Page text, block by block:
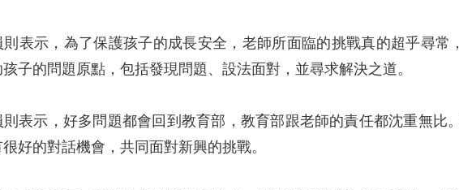
則表示，為了保護孩子的成長安全，老師所面臨的挑戰真的超乎尋常
子的問題原點，包括發現問題、設法面對，並尋求解決之道。
表示，好多問題都會回到教育部，教育部跟老師的責任都沈重無比
好的對話機會，共同面對新興的挑戰。